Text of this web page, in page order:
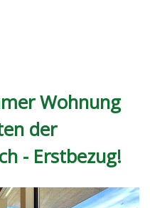
Wohnung
der
- Erstbezug!